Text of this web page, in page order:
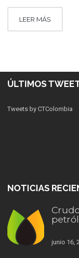
LEER MÁS
ÚLTIMOS
Tweets by CTColombia
NOTICIAS
junio 16,